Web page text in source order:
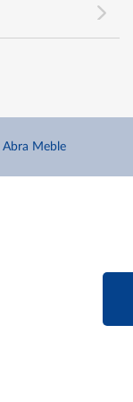
Abra Meble